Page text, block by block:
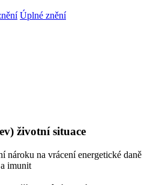
Úplné znění
životní situace
nároku na vrácení energetické daně
imunit